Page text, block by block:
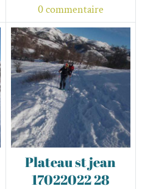
0 commentaire
Plateau st jean
17022022 28